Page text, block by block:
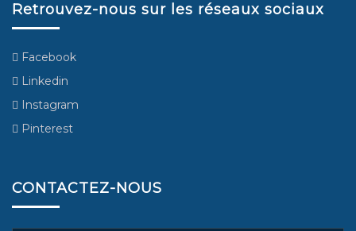
Retrouvez-nous sur les réseaux sociaux
Facebook
Linkedin
Instagram
Pinterest
CONTACTEZ-NOUS